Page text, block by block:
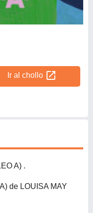
Ir al chollo open_in_new
A) .
de LOUISA MAY